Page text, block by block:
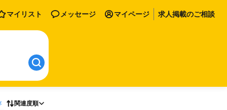
マイリスト メッセージ マイページ 求人掲載のご相談
関連度順